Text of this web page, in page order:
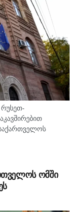
რუსეთ-
სამხედრო
რუსეთმა,
ომში